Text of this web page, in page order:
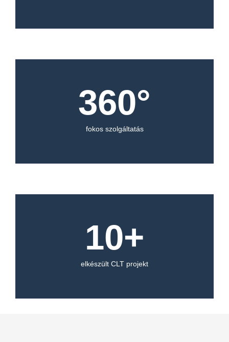
fokos szolgáltatás
360°
elkészült CLT projekt
10+